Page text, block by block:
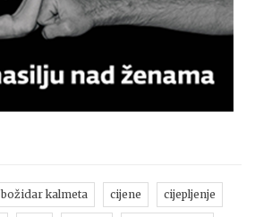
božidar kalmeta cijene cijepljenje